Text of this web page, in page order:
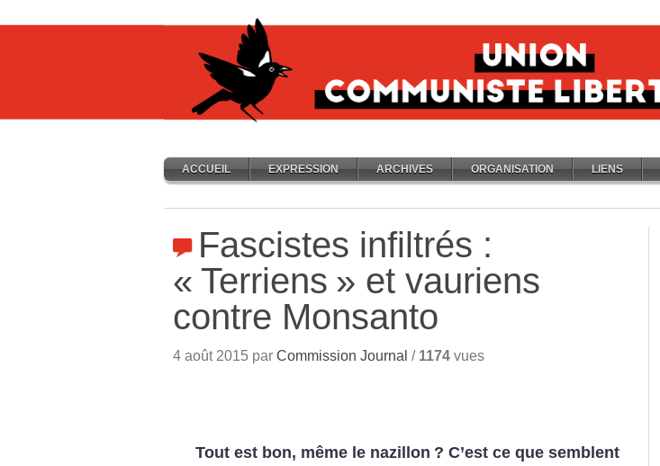
ACCUEIL EXPRESSION ARCHIVES ORGANISATION LIENS
Fascistes infiltrés :
« Terriens » et vauriens
contre Monsanto
4 août 2015 par Commission Journal / 1174 vues
Tout est bon, même le nazillon ? C’est ce que semblent